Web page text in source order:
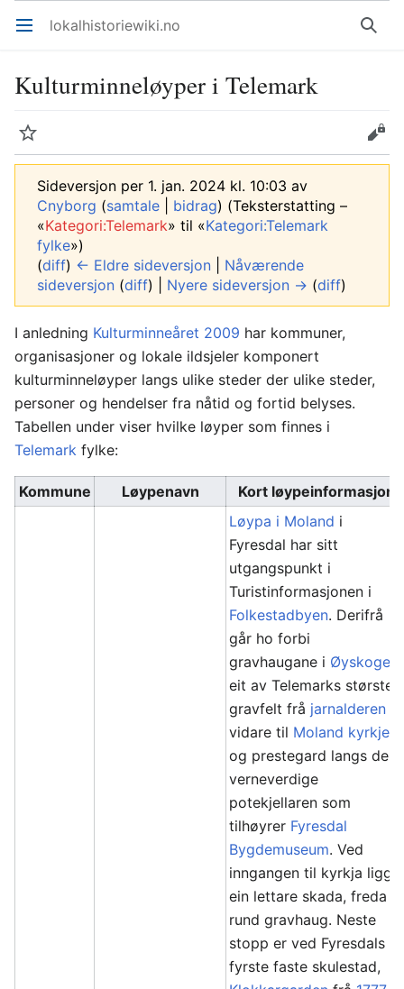
Åpne hovedmenyen lokalhistoriewiki.no Søk
Kulturminneløyper i Telemark
Overvåk Rediger
Sideversjon per 1. jan. 2024 kl. 10:03 av
Cnyborg (samtale bidrag) (Teksterstatting –
«Kategori:Telemark» til «Kategori:Telemark
fylke»)
(diff) ← Eldre sideversjon
Nåværende
sideversjon (diff) | Nyere sideversjon → (diff)
I anledning Kulturminneåret 2009 har kommuner,
organisasjoner og lokale ildsjeler komponert
kulturminneløyper langs ulike steder der ulike steder,
personer og hendelser fra nåtid og fortid belyses.
Tabellen under viser hvilke løyper som finnes i
Telemark fylke:
Kommune Løypenavn Kort løypeinformasjon
Løypa i Moland i
Fyresdal har sitt
utgangspunkt i
Turistinformasjonen i
Folkestadbyen. Derifrå
går ho forbi
gravhaugane i Øyskogen
eit av Telemarks største
gravfelt frå jarnalderen
vidare til Moland kyrkje
og prestegard langs den
verneverdige
potekjellaren som
tilhøyrer Fyresdal
Bygdemuseum. Ved
inngangen til kyrkja ligg
ein lettare skada, freda
rund gravhaug. Neste
stopp er ved Fyresdals
fyrste faste skulestad,